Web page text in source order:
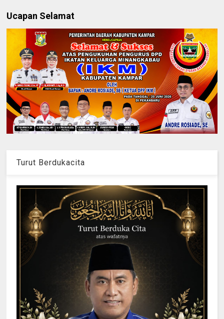
Ucapan Selamat
Turut Berdukacita